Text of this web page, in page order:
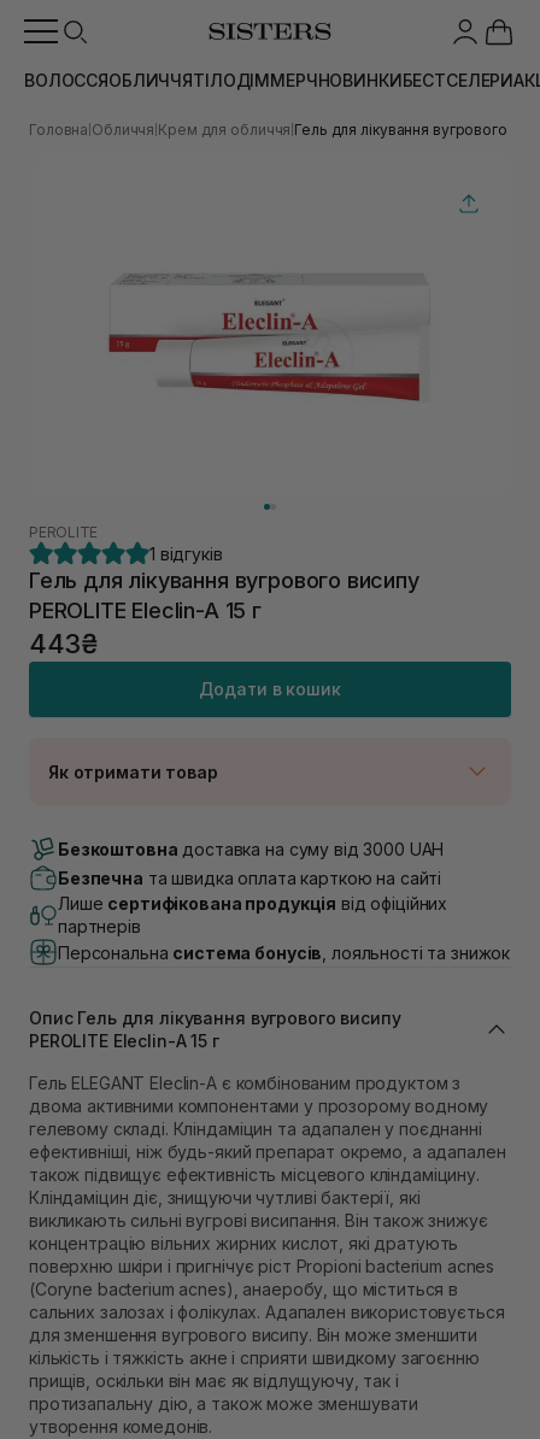
ВОЛОССЯОБЛИЧЧЯТІЛОДІММЕРЧНОВИНКИБЕСТСЕЛЕРИ
Головна Обличчя Крем для обличчя Гель для лікування вугрового
PEROLITE
1 відгуків
Гель для лікування вугрового висипу
PEROLITE Eleclin-A 15 г
443₴
Додати в кошик
Як отримати товар
Немає в наявності!
В наявності
Самовивіз м. Львів, вул. Академіка Підстригача, 1В
(Duck’s Lake)
Немає в наявності!
В наявності
Самовивіз м. Львів, вул. Степана Бандери 45
Самовивіз м. Рівне, вул. 16-го Липня, 15
В наявності
Самовивіз м. Рівне, вул. Кулика і Гудачека 23 (ТЦ
Екватор)
Немає в наявності!
Безкоштовна доставка на суму від 3000 UAH
Безпечна та швидка оплата карткою на сайті
Лише сертифікована продукція від офіційних
партнерів
Персональна система бонусів , лояльності та знижок
Опис Гель для лікування вугрового висипу
PEROLITE Eleclin-A 15 г
Гель ELEGANT Eleclin-A є комбінованим продуктом з
двома активними компонентами у прозорому водному
гелевому складі. Кліндаміцин та адапален у поєднанні
ефективніші, ніж будь-який препарат окремо, а адапален
також підвищує ефективність місцевого кліндаміцину.
Кліндаміцин діє, знищуючи чутливі бактерії, які
викликають сильні вугрові висипання. Він також знижує
концентрацію вільних жирних кислот, які дратують
поверхню шкіри і пригнічує ріст Propioni bacterium acnes
(Coryne bacterium acnes), анаеробу, що міститься в
сальних залозах і фолікулах. Адапален використовується
для зменшення вугрового висипу. Він може зменшити
кількість і тяжкість акне і сприяти швидкому загоєнню
прищів, оскільки він має як відлущуючу, так і
протизапальну дію, а також може зменшувати
утворення комедонів.